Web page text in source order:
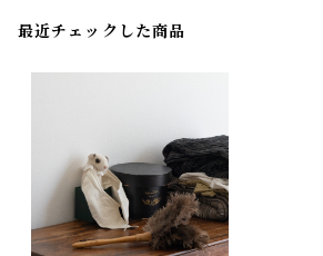
最近チェックした商品